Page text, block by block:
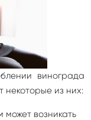
винограда
некоторые из них:
может возникать